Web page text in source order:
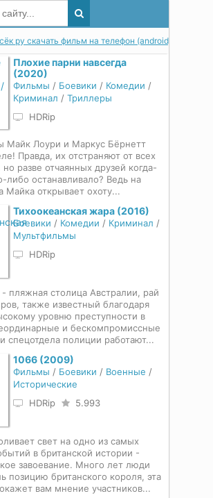
ру скачать фильм на телефон (android) в мп4 в
Плохие парни навсегда
(2020)
Фильмы / Боевики / Комедии /
Криминал / Триллеры
HDRip
Майк Лоури и Маркус Бёрнетт
Правда, их отстраняют от всех
разве отчаянных друзей когда-
либо останавливало? Ведь на
Майка открывает охоту...
Тихоокеанская жара (2016)
Боевики / Комедии / Криминал /
Мультфильмы
HDRip
- пляжная столица Австралии, рай
также известный благодаря
уровню преступности в
и бескомпромиссные
спецотдела полиции работают...
1066 (2009)
Фильмы / Боевики / Военные /
Исторические
HDRip
5.993
свет на одно из самых
в британской истории -
завоевание. Много лет люди
позицию британского короля, эта
вам мнение участников...